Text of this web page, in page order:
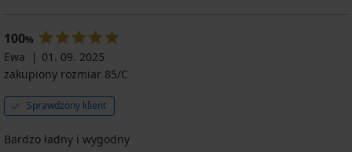
100%
Ewa
01. 09. 2025
zakupiony rozmiar 85/C
Sprawdzony klient
Bardzo ładny i wygodny